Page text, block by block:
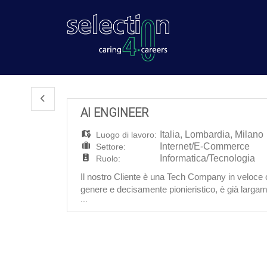
AI ENGINEER
Luogo di lavoro: Italia, Lombardia, Milano
Settore: Internet/E-Commerce
Ruolo:
Informatica/Tecnologia
Il nostro Cliente è una Tech Company in
genere e decisamente pionieristico, è già
Per loro siamo alla ricerca di un: AI Engineer